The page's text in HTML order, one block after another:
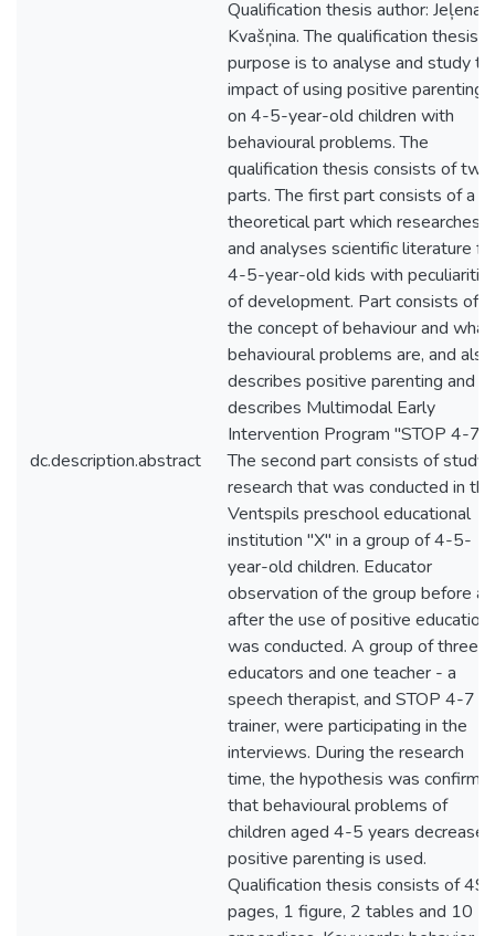
dc.description.abstract
Qualification thesis author: Jeļena
Kvašņina. The qualification thesis
purpose is to analyse and study
impact of using positive parenting
on 4-5-year-old children with
behavioural problems. The
qualification thesis consists of two
parts. The first part consists of a
theoretical part which researches
and analyses scientific literature
4-5-year-old kids with
of development. Part consists of
the concept of behaviour and what
behavioural problems are, and also
describes positive parenting and
describes Multimodal Early
Intervention Program "STOP 4-7".
The second part consists of study
research that was conducted in the
Ventspils preschool educational
institution "X" in a group of 4-5-
year-old children. Educator
observation of the group before
after the use of positive education
was conducted. A group of three
educators and one teacher - a
speech therapist, and STOP 4-7
trainer, were participating in the
interviews. During the research
time, the hypothesis was
that behavioural problems of
children aged 4-5 years decrease
positive parenting is used.
Qualification thesis consists of 49
pages, 1 figure, 2 tables and 10